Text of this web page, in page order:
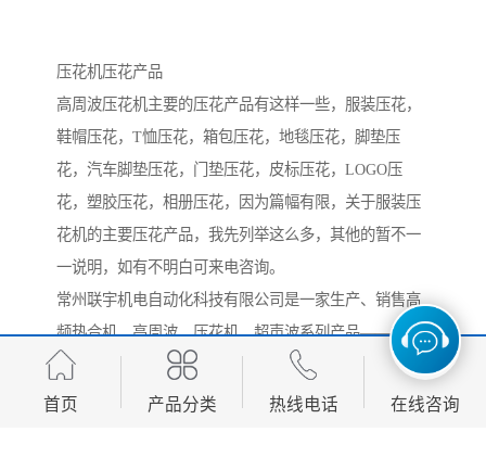
压花机压花产品
高周波压花机主要的压花产品有这样一些，服装压花，
鞋帽压花，T恤压花，箱包压花，地毯压花，脚垫压
花，汽车脚垫压花，门垫压花，皮标压花，LOGO压
花，塑胶压花，相册压花，因为篇幅有限，关于服装压
花机的主要压花产品，我先列举这么多，其他的暂不一
一说明，如有不明白可来电咨询。
常州联宇机电自动化科技有限公司是一家生产、销售高
频热合机、高周波、压花机、超声波系列产品——超声
波口罩机，超声波花边机，点焊接机，编织袋无线封口
机，超声波压花机，自动超声波口罩打片机，口罩滤芯
首页 产品分类 热线电话 在线咨询